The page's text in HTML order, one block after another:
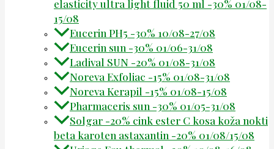
elasticity ultra light fluid 50 ml -30% 01/08-
15/08
Eucerin PH5 -30% 10/08-27/08
Eucerin sun -30% 01/06-31/08
Ladival SUN -20% 01/08-31/08
Noreva Exfoliac -15% 01/08-31/08
Noreva Kerapil -15% 01/08-15/08
Pharmaceris sun -30% 01/05-31/08
Solgar -20% cink ester C kosa koža nokti
beta karoten astaxantin -20% 01/08/15/08